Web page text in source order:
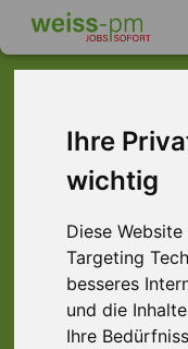
Ihre
wichtig
Diese
Targeting
besseres
und die
Ihre
Dieser
nicht
... aber